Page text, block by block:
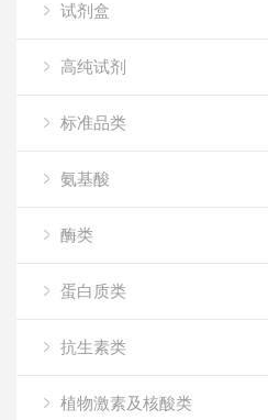
试剂盒
高纯试剂
标准品类
氨基酸
酶类
蛋白质类
抗生素类
植物激素及核酸类